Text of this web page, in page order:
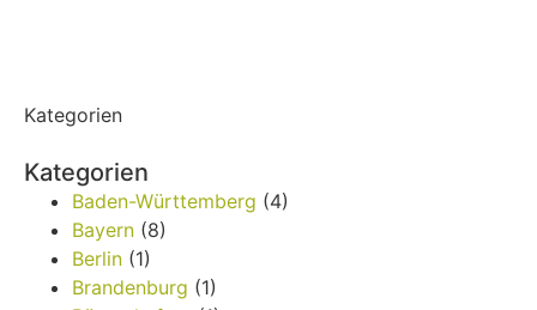
Kategorien
Kategorien
Baden-Württemberg (4)
Bayern (8)
Berlin (1)
Brandenburg (1)